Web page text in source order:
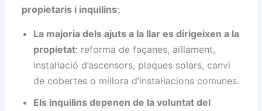
propietaris i inquilins:
La majoria dels ajuts a la llar es dirigeixen a la
propietat: reforma de façanes, aïllament,
instal·lació d’ascensors, plaques solars, canvi
de cobertes o millora d’instal·lacions comunes.
Els inquilins depenen de la voluntat del